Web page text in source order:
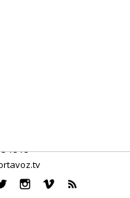
18 75